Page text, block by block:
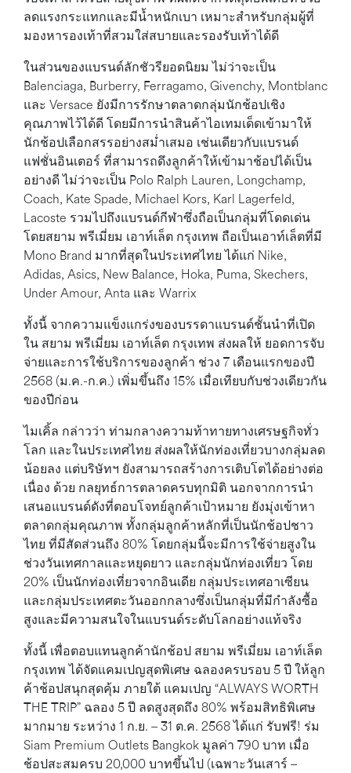
ลดแรงกระแทกและมีน้ำหนักเบา เหมาะสำหรับกลุ่มผู้ที่
มองหารองเท้าที่สวมใส่สบายและรองรับเท้าได้ดี
ในส่วนของแบรนด์ลักชัวรียอดนิยม ไม่ว่าจะเป็น
Balenciaga, Burberry, Ferragamo, Givenchy, Montblanc
และ Versace ยังมีการรักษาตลาดกลุ่มนักช้อปเชิง
คุณภาพไว้ได้ดี โดยมีการนำสินค้าไอเทมเด็ดเข้ามาให้
นักช้อปเลือกสรรอย่างสม่ำเสมอ เช่นเดียวกับแบรนด์
แฟชั่นอินเตอร์ ที่สามารถดึงลูกค้าให้เข้ามาช้อปได้เป็น
อย่างดี ไม่ว่าจะเป็น Polo Ralph Lauren, Longchamp,
Coach, Kate Spade, Michael Kors, Karl Lagerfeld,
Lacoste รวมไปถึงแบรนด์กีฬาซึ่งถือเป็นกลุ่มที่โดดเด่น
โดยสยาม พรีเมี่ยม เอาท์เล็ต กรุงเทพ ถือเป็นเอาท์เล็ตที่มี
Mono Brand มากที่สุดในประเทศไทย ได้แก่ Nike,
Adidas, Asics, New Balance, Hoka, Puma, Skechers,
Under Amour, Anta และ Warrix
ทั้งนี้ จากความแข็งแกร่งของบรรดาแบรนด์ชั้นนำที่เปิด
ใน สยาม พรีเมี่ยม เอาท์เล็ต กรุงเทพ ส่งผลให้ ยอดการจับ
จ่ายและการใช้บริการของลูกค้า ช่วง 7 เดือนแรกของปี
2568 (ม.ค.-ก.ค.) เพิ่มขึ้นถึง 15% เมื่อเทียบกับช่วงเดียวกัน
ของปีก่อน
ไมเคิ้ล กล่าวว่า ท่ามกลางความท้าทายทางเศรษฐกิจทั่ว
โลก และในประเทศไทย ส่งผลให้นักท่องเที่ยวบางกลุ่มลด
น้อยลง แต่บริษัทฯ ยังสามารถสร้างการเติบโตได้อย่างต่อ
เนื่อง ด้วย กลยุทธ์การตลาดครบทุกมิติ นอกจากการนำ
เสนอแบรนด์ดังที่ตอบโจทย์ลูกค้าเป้าหมาย ยังมุ่งเข้าหา
ตลาดกลุ่มคุณภาพ ทั้งกลุ่มลูกค้าหลักที่เป็นนักช้อปชาว
ไทย ที่มีสัดส่วนถึง 80% โดยกลุ่มนี้จะมีการใช้จ่ายสูงใน
ช่วงวันเทศกาลและหยุดยาว และกลุ่มนักท่องเที่ยว โดย
20% เป็นนักท่องเที่ยวจากอินเดีย กลุ่มประเทศอาเซียน
และกลุ่มประเทศตะวันออกกลางซึ่งเป็นกลุ่มที่มีกำลังซื้อ
สูงและมีความสนใจในแบรนด์ระดับโลกอย่างแท้จริง
ทั้งนี้ เพื่อตอบแทนลูกค้านักช้อป สยาม พรีเมี่ยม เอาท์เล็ต
กรุงเทพ ได้จัดแคมเปญสุดพิเศษ ฉลองครบรอบ 5 ปี ให้ลูก
ค้าช้อปสนุกสุดคุ้ม ภายใต้ แคมเปญ “ALWAYS WORTH
THE TRIP” ฉลอง 5 ปี ลดสูงสุดถึง 80% พร้อมสิทธิพิเศษ
มากมาย ระหว่าง 1 ก.ย. – 31 ต.ค. 2568 ได้แก่ รับฟรี! ร่ม
Siam Premium Outlets Bangkok มูลค่า 790 บาท เมื่อ
ช้อปสะสมครบ 20,000 บาทขึ้นไป (เฉพาะวันเสาร์ –